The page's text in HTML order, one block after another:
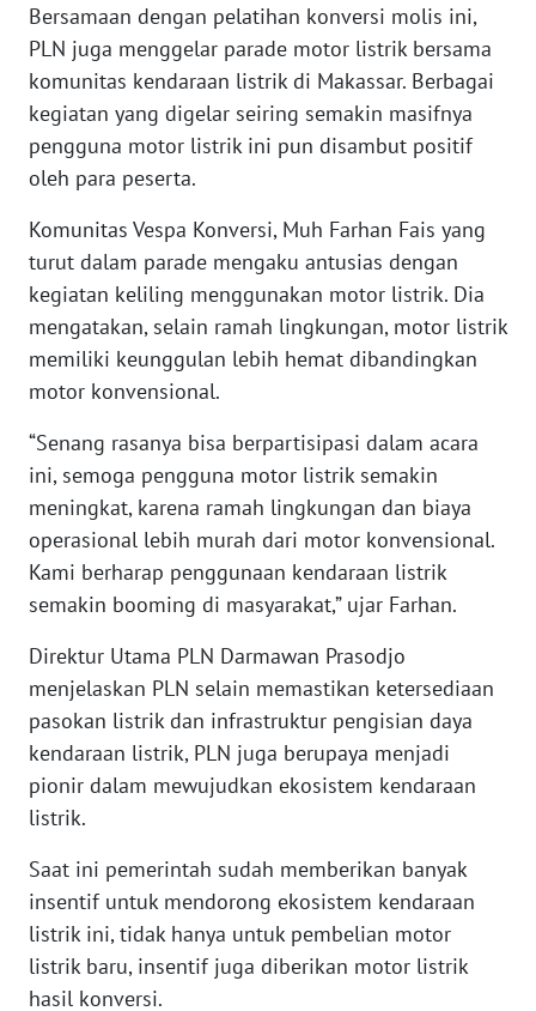
Bersamaan dengan pelatihan konversi molis ini,
PLN juga menggelar parade motor listrik bersama
komunitas kendaraan listrik di Makassar. Berbagai
kegiatan yang digelar seiring semakin masifnya
pengguna motor listrik ini pun disambut positif
oleh para peserta.
Komunitas Vespa Konversi, Muh Farhan Fais yang
turut dalam parade mengaku antusias dengan
kegiatan keliling menggunakan motor listrik. Dia
mengatakan, selain ramah lingkungan, motor listrik
memiliki keunggulan lebih hemat dibandingkan
motor konvensional.
“Senang rasanya bisa berpartisipasi dalam acara
ini, semoga pengguna motor listrik semakin
meningkat, karena ramah lingkungan dan biaya
operasional lebih murah dari motor konvensional.
Kami berharap penggunaan kendaraan listrik
semakin booming di masyarakat,” ujar Farhan.
Direktur Utama PLN Darmawan Prasodjo
menjelaskan PLN selain memastikan ketersediaan
pasokan listrik dan infrastruktur pengisian daya
kendaraan listrik, PLN juga berupaya menjadi
pionir dalam mewujudkan ekosistem kendaraan
listrik.
Saat ini pemerintah sudah memberikan banyak
insentif untuk mendorong ekosistem kendaraan
listrik ini, tidak hanya untuk pembelian motor
listrik baru, insentif juga diberikan motor listrik
hasil konversi.
WN
SUMBAR
WN
SUMSEL
WN
BENGKULU
LAMPUNG
WN
NUSANTARA
WN
JOGJA
WN
JATIM
WN
BALI
KALBAR
WN
KALTENG